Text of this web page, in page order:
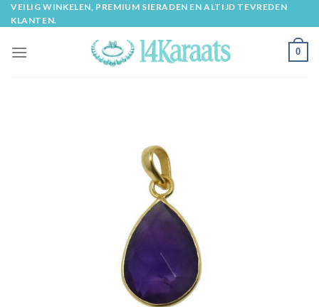
Skip
to
VEILIG WINKELEN, PREMIUM SIERADEN EN ALTIJD TEVREDEN
KLANTEN.
0